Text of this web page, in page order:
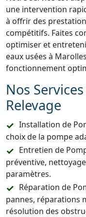
une intervention
à offrir des
compétitifs. Faites
optimiser et
eaux usées à
fonctionnement
Nos
Relevage
Installation de
choix de la pompe
Entretien de
préventive,
paramètres.
Réparation de
pannes, réparations
résolution des